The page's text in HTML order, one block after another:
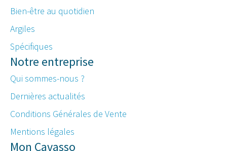
Bien-être au quotidien
Argiles
Spécifiques
Notre entreprise
Qui sommes-nous ?
Dernières actualités
Conditions Générales de Vente
Mentions légales
Mon Cavasso